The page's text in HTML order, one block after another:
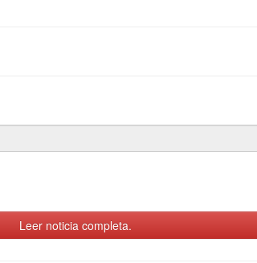
Leer noticia completa.